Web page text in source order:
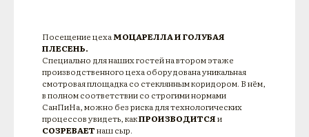
Посещение цеха МОЦАРЕЛЛА И ГОЛУБАЯ
ПЛЕСЕНЬ.
Специально для наших гостей на втором этаже
производственного цеха оборудована уникальная
смотровая площадка со стеклянным коридором. В нём,
в полном соответствии со строгими нормами
СанПиНа, можно без риска для технологических
процессов увидеть, какПРОИЗВОДИТСЯи
СОЗРЕВАЕТнаш сыр.